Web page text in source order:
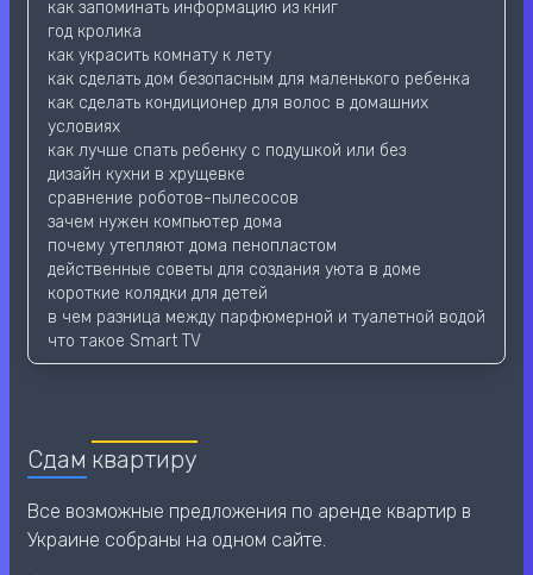
как запоминать информацию из книг
год кролика
как украсить комнату к лету
как сделать дом безопасным для маленького ребенка
как сделать кондиционер для волос в домашних
условиях
как лучше спать ребенку с подушкой или без
дизайн кухни в хрущевке
сравнение роботов-пылесосов
зачем нужен компьютер дома
почему утепляют дома пенопластом
действенные советы для создания уюта в доме
короткие колядки для детей
в чем разница между парфюмерной и туалетной водой
что такое Smart TV
Сдам квартиру
Все возможные предложения по аренде квартир в
Украине собраны на одном сайте.